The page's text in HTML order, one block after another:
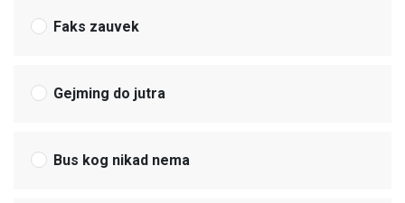
Faks zauvek
Gejming do jutra
Bus kog nikad nema